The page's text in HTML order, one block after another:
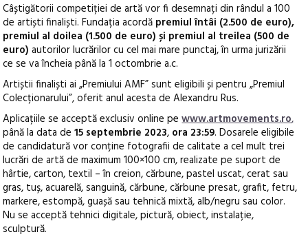
Câștigătorii competiției de artă vor fi desemnați din rândul a 100
de artiști finaliști. Fundația acordă premiul întâi (2.500 de euro),
premiul al doilea (1.500 de euro) și premiul al treilea (500 de
euro) autorilor lucrărilor cu cel mai mare punctaj, în urma jurizării
ce se va încheia până la 1 octombrie a.c.
Artiștii finaliști ai „Premiului AMF” sunt eligibili și pentru „Premiul
Colecționarului”, oferit anul acesta de Alexandru Rus.
Aplicațiile se acceptă exclusiv online pewww.artmovements.ro,
până la data de15 septembrie 2023, ora 23:59. Dosarele eligibile
de candidatură vor conține fotografii de calitate a cel mult trei
lucrări de artă de maximum 100×100 cm, realizate pe suport de
hârtie, carton, textil – în creion, cărbune, pastel uscat, cerat sau
gras, tuș, acuarelă, sanguină, cărbune, cărbune presat, grafit, fetru,
markere, estompă, guașă sau tehnică mixtă, alb/negru sau color.
Nu se acceptă tehnici digitale, pictură, obiect, instalație,
sculptură.